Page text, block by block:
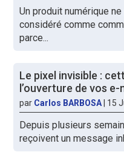
Un produit numérique
considéré comme
parce...
Le pixel invisible :
l’ouverture de vos e-
par Carlos BARBOSA 15
Depuis plusieurs
reçoivent un message